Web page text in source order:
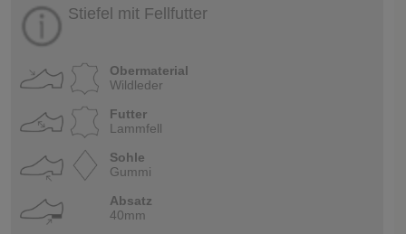
Stiefel mit Fellfutter
Obermaterial
Wildleder
Futter
Lammfell
Sohle
Gummi
Absatz
40mm